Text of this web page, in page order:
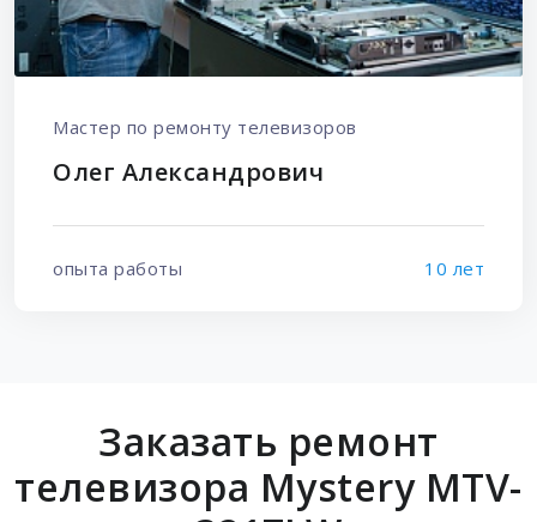
Мастер по ремонту телевизоров
Олег Александрович
опыта работы 10 лет
Заказать ремонт
телевизора Mystery MTV-